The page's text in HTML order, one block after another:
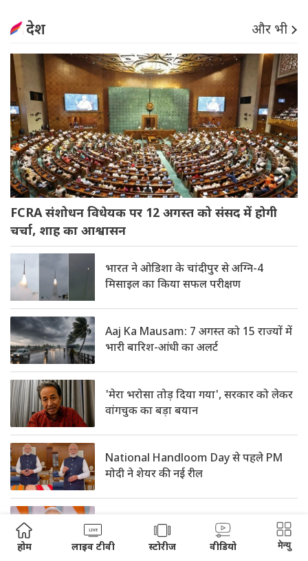
देश और भी
FCRA संशोधन विधेयक पर 12 अगस्त को संसद में होगी
चर्चा, शाह का आश्वासन
भारत ने ओडिशा के चांदीपुर से अग्नि-4
मिसाइल का किया सफल परीक्षण
Aaj Ka Mausam: 7 अगस्त को 15 राज्यों में
भारी बारिश-आंधी का अलर्ट
'मेरा भरोसा तोड़ दिया गया', सरकार को लेकर
वांगचुक का बड़ा बयान
National Handloom Day से पहले PM
मोदी ने शेयर की नई रील
5 साल में प्रधानमंत्री मोदी के विदेश दौरों पर हुए
इतने करोड़ खर्च
होम लाइव टीवी स्टोरीज वीडियो मेन्यु